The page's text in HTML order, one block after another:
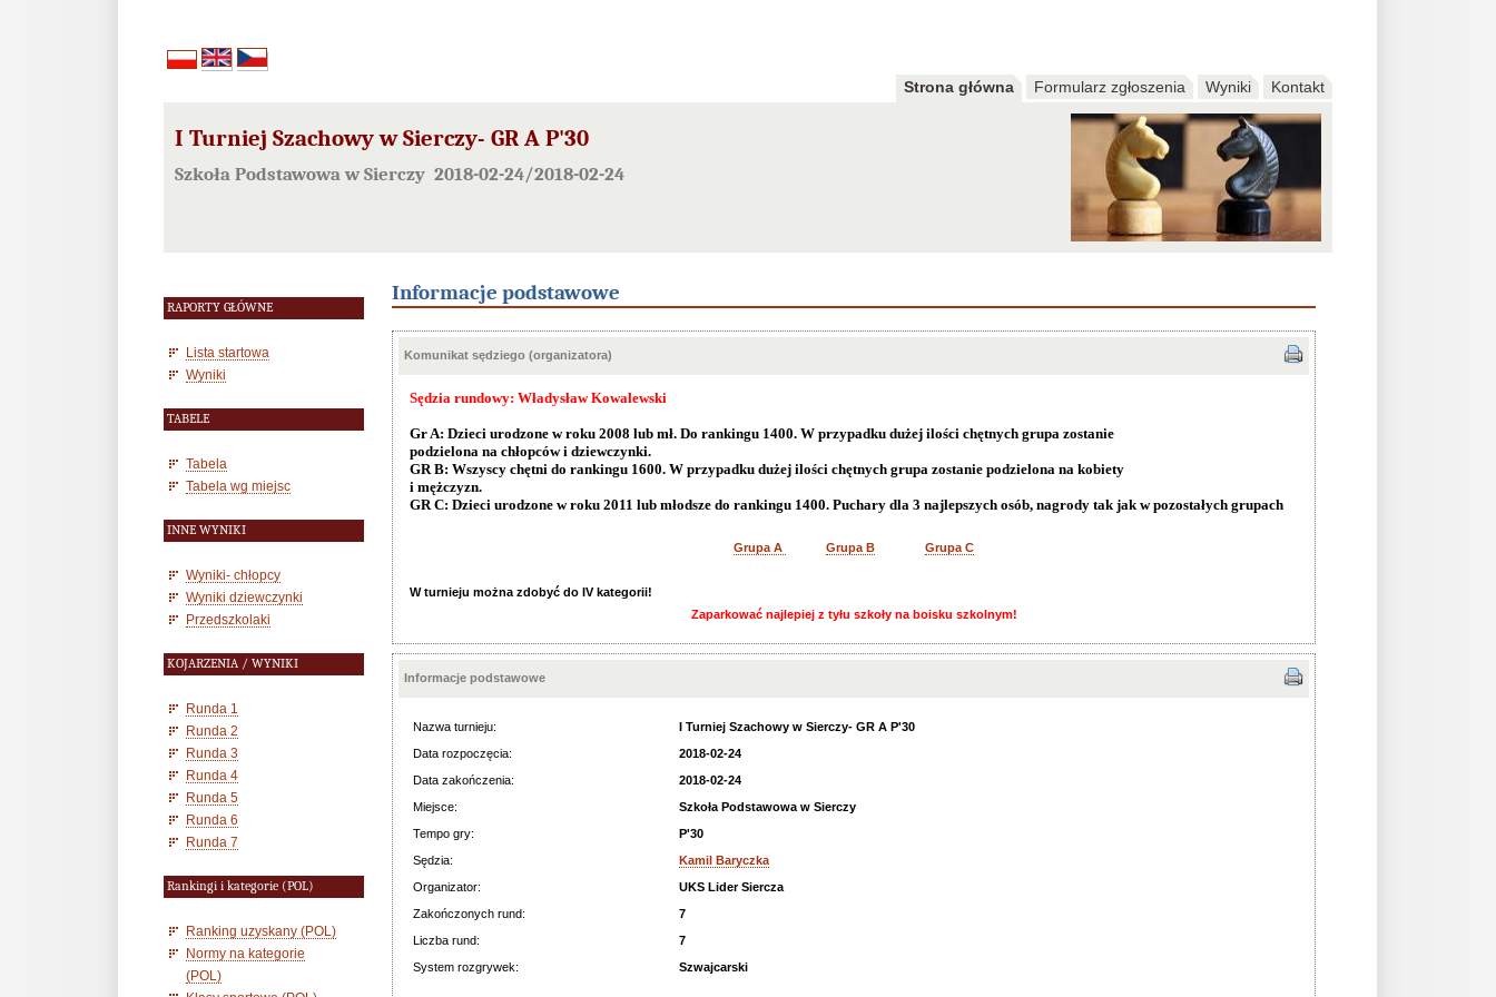
Strona główna Formularz zgłoszenia Wyniki Kontakt
I Turniej Szachowy w Sierczy- GR A P'30
Szkoła Podstawowa w Sierczy 2018-02-24/2018-02-24
RAPORTY GŁÓWNE
Lista startowa
Wyniki
TABELE
Tabela
Tabela wg miejsc
INNE WYNIKI
Wyniki- chłopcy
Wyniki dziewczynki
Przedszkolaki
KOJARZENIA / WYNIKI
Runda 1
Runda 2
Runda 3
Runda 4
Runda 5
Runda 6
Runda 7
Rankingi i kategorie (POL)
Ranking uzyskany (POL)
Normy na kategorie
(POL)
Informacje podstawowe
Komunikat sędziego (organizatora)
Sędzia rundowy: Władysław Kowalewski
Gr A: Dzieci urodzone w roku 2008 lub mł. Do rankingu 1400. W przypadku dużej ilości chętnych grupa zostanie
podzielona na chłopców i dziewczynki.
GR B: Wszyscy chętni do rankingu 1600. W przypadku dużej ilości chętnych grupa zostanie podzielona na kobiety
i mężczyzn.
GR C: Dzieci urodzone w roku 2011 lub młodsze do rankingu 1400. Puchary dla 3 najlepszych osób, nagrody tak jak w pozostałych grupach
Grupa A Grupa B Grupa C
W turnieju można zdobyć do IV kategorii!
Zaparkować najlepiej z tyłu szkoły na boisku szkolnym!
Informacje podstawowe
Nazwa turnieju:
I Turniej Szachowy w Sierczy- GR A P'30
Data rozpoczęcia:
2018-02-24
Data zakończenia:
2018-02-24
Miejsce:
Szkoła Podstawowa w Sierczy
Tempo gry:
P'30
Sędzia:
Kamil Baryczka
Organizator:
UKS Lider Siercza
Zakończonych rund:
7
Liczba rund:
7
System rozgrywek:
Szwajcarski